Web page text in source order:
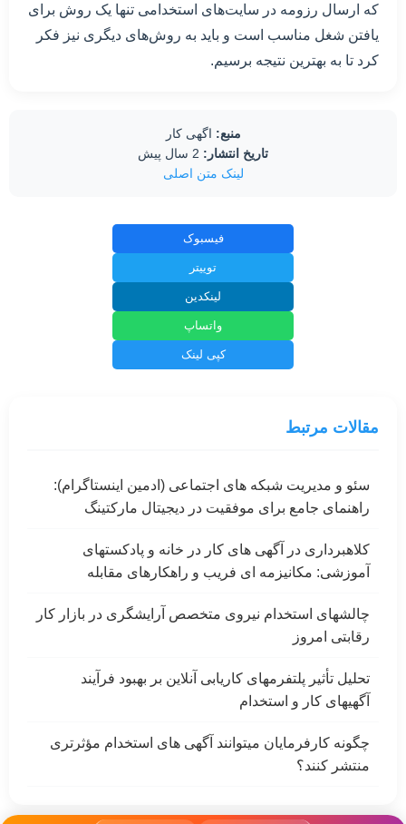
که ارسال رزومه در سایت‌های استخدامی تنها یک روش برای
یافتن شغل مناسب است و باید به روش‌های دیگری نیز فکر
کرد تا به بهترین نتیجه برسیم.
منبع: اگهی کار
تاریخ انتشار:
لینک متن اصلی
فیسبوک
توییتر
لینکدین
واتساپ
کپی لینک
مقالات مرتبط
سئو و مدیریت شبکه های اجتماعی (ادمین اینستاگرام):
راهنمای جامع برای موفقیت در دیجیتال مارکتینگ
کلاهبرداری در آگهی های کار در خانه و پادکستهای
آموزشی: مکانیزمه ای فریب و راهکارهای مقابله
چالشهای استخدام نیروی متخصص آرایشگری در بازار کار
رقابتی امروز
تحلیل تأثیر پلتفرمهای کاریابی آنلاین بر بهبود فرآیند
آگهیهای کار و استخدام
چگونه کارفرمایان میتوانند آگهی های استخدام مؤثرتری
منتشر کنند؟